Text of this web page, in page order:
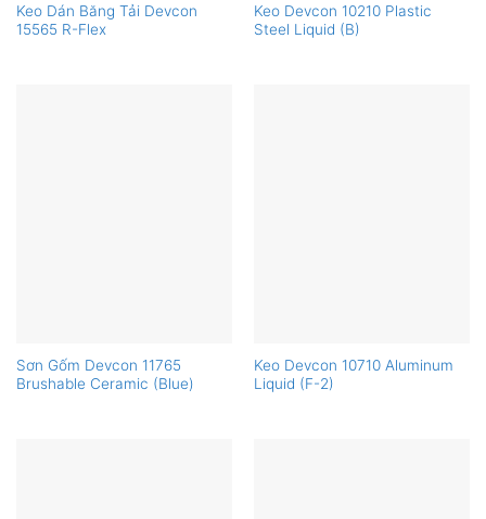
Keo Dán Băng Tải Devcon
15565 R-Flex
Keo Devcon 10210 Plastic
Steel Liquid (B)
Sơn Gốm Devcon 11765
Brushable Ceramic (Blue)
Keo Devcon 10710 Aluminum
Liquid (F-2)